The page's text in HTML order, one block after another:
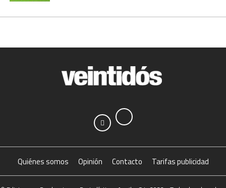
Quiénes somos Opinión Contacto Tarifas publicidad